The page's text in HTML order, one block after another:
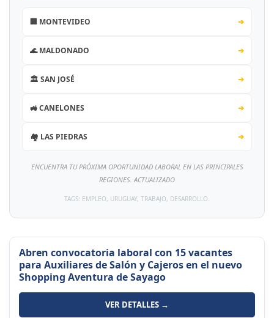
🏢 MONTEVIDEO ➔
🌊 MALDONADO ➔
🏛️ SAN JOSÉ ➔
🚜 CANELONES ➔
🏘️ LAS PIEDRAS ➔
ENCUENTRA TU PRÓXIMA OPORTUNIDAD LABORAL EN LAS PRINCIPALES
REGIONES. ACTUALIZADO
TAGS: EMPLEO, URUGUAY, TRABAJO, DESARROLLO.
Abren convocatoria laboral con 15 vacantes
para Auxiliares de Salón y Cajeros en el nuevo
Shopping Aventura de Sayago
VER DETALLES →